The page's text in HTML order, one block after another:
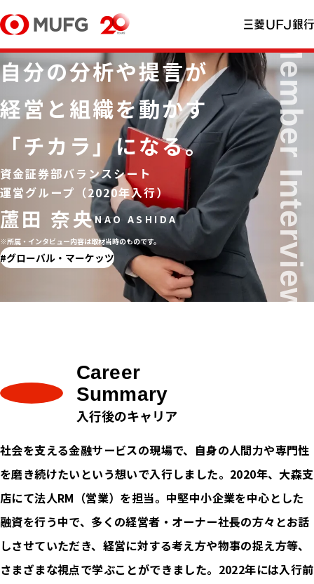
蘆田 奈央
資金証券部バランスシート
運営グループ（2020年入行）
自分の分析や提言が
経営と組織を動かす
「チカラ」になる。
※所属・インタビュー内容は取材当時のものです。
グローバル・マーケッツ
Career
Summary
入行後のキャリア
社会を支える金融サービスの現場で、自身の人間力や専門性
を磨き続けたいという想いで入行しました。2020年、大森支
店にて法人RM（営業）を担当。中堅中小企業を中心とした
融資を行う中で、多くの経営者・オーナー社長の方々とお話
しさせていただき、経営に対する考え方や物事の捉え方等、
さまざまな視点で学ぶことができました。2022年には入行前